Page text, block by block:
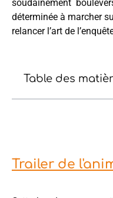
soudainement
déterminée à marcher
relancer l’art de
Table des
Trailer de